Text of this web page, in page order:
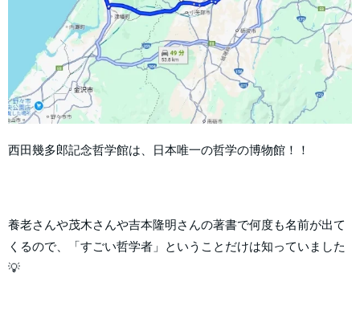
西田幾多郎記念哲学館は、日本唯一の哲学の博物館！！
養老さんや茂木さんや吉本隆明さんの著書で何度も名前が出て
くるので、「すごい哲学者」ということだけは知っていました
💡